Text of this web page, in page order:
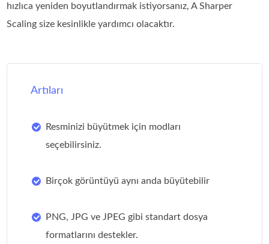
hızlıca yeniden boyutlandırmak istiyorsanız, A Sharper
Scaling size kesinlikle yardımcı olacaktır.
Artıları
Resminizi büyütmek için modları
seçebilirsiniz.
Birçok görüntüyü aynı anda büyütebilir
PNG, JPG ve JPEG gibi standart dosya
formatlarını destekler.